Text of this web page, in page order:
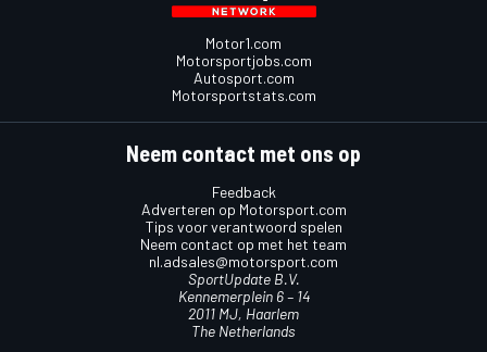
Motor1.com
Motorsportjobs.com
Autosport.com
Motorsportstats.com
Neem contact met ons op
Feedback
Adverteren op Motorsport.com
Tips voor verantwoord spelen
Neem contact op met het team
nl.adsales@motorsport.com
SportUpdate B.V.
Kennemerplein 6 – 14
2011 MJ, Haarlem
The Netherlands